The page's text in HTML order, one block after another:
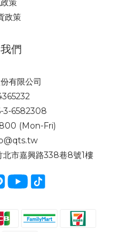
策
政策
們
有限公司
3-6582308
(Mon-Fri)
北市嘉興路338巷8號1樓